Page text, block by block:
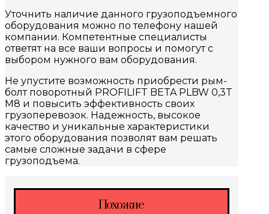
Уточнить наличие данного грузоподъемного
оборудования можно по телефону нашей
компании. Компетентные специалисты
ответят на все ваши вопросы и помогут с
выбором нужного вам оборудования.
Не упустите возможность приобрести рым-
болт поворотный PROFILIFT BETA PLBW 0,3T
M8 и повысить эффективность своих
грузоперевозок. Надежность, высокое
качество и уникальные характеристики
этого оборудования позволят вам решать
самые сложные задачи в сфере
грузоподъема.
Похожие